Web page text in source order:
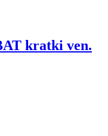
kratki ven.